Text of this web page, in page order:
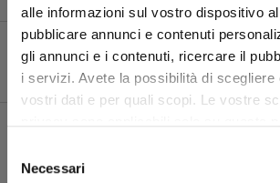
alle informazioni sul vostro dispositivo
pubblicare annunci e contenuti
gli annunci e i contenuti, ricercare il
i servizi. Avete la possibilità di scegliere
vostri dati e per quali scopi. Le vostre
modificare o revocare il proprio
delNecessari
Why won’t the app accept the
code when setting up a Pulsar
Iscriviti alla
newsletter di
Scopri per primo le nuove ottiche,